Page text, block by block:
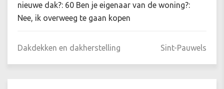
nieuwe dak?: 60 Ben je eigenaar van de woning?:
Nee, ik overweeg te gaan kopen
Dakdekken en dakherstelling Sint-Pauwels